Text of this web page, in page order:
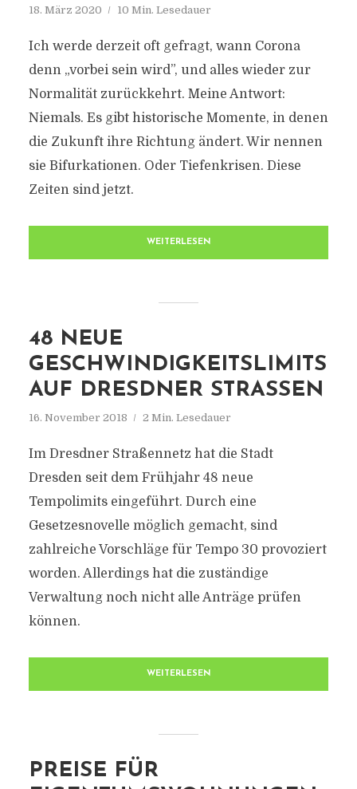
18. März 2020 10 Min. Lesedauer
Ich werde derzeit oft gefragt, wann Corona
denn „vorbei sein wird”, und alles wieder zur
Normalität zurückkehrt. Meine Antwort:
Niemals. Es gibt historische Momente, in denen
die Zukunft ihre Richtung ändert. Wir nennen
sie Bifurkationen. Oder Tiefenkrisen. Diese
Zeiten sind jetzt.
WEITERLESEN
48 NEUE
GESCHWINDIGKEITSLIMITS
AUF DRESDNER STRASSEN
16. November 2018 2 Min. Lesedauer
Im Dresdner Straßennetz hat die Stadt
Dresden seit dem Frühjahr 48 neue
Tempolimits eingeführt. Durch eine
Gesetzesnovelle möglich gemacht, sind
zahlreiche Vorschläge für Tempo 30 provoziert
worden. Allerdings hat die zuständige
Verwaltung noch nicht alle Anträge prüfen
können.
WEITERLESEN
PREISE FÜR